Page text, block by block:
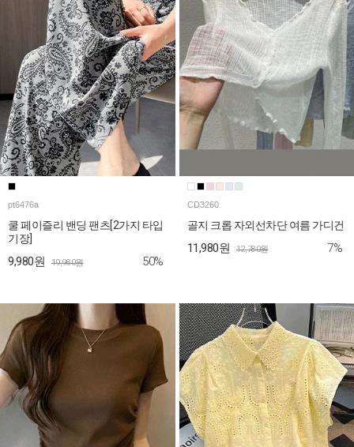
pt6476a
쿨 페이즐리 밴딩 팬츠[2가지 타입
기장]
9,980원 19,980원 50%
CD3260
골지 크롭 자외선차단 여름 가디건
11,980원 12,780원 7%